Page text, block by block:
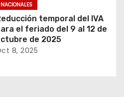
NACIONALES
temporal del IVA
el feriado del 9 al 12 de
de 2025
8, 2025